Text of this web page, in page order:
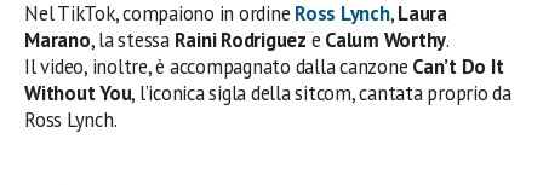
Nel TikTok, compaiono in ordine Ross Lynch,Laura
Marano, la stessa Raini Rodriguez e Calum Worthy.
Il video, inoltre, è accompagnato dalla canzone Can’t Do It
Without You, l’iconica sigla della sitcom, cantata proprio da
Ross Lynch.